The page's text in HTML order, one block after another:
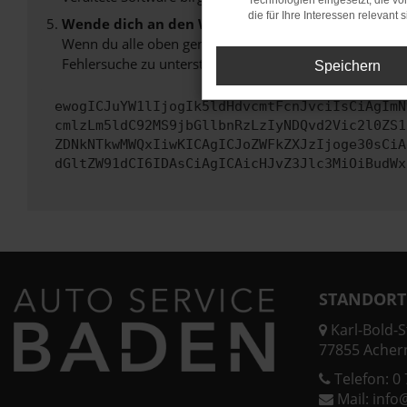
Wende dich an den Webseitenbetreiber.
Wenn du alle oben genannten Schritte versucht hast,
Fehlersuche zu unterstützen:
Karl-Bold-
77855
Telefon: 0
Mail:
die für Ihre Interessen relevant
Speichern